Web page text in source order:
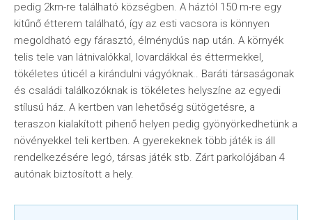
pedig 2km-re található községben. A háztól 150 m-re egy
kitűnő étterem található, így az esti vacsora is könnyen
megoldható egy fárasztó, élménydús nap után. A környék
telis tele van látnivalókkal, lovardákkal és éttermekkel,
tökéletes úticél a kirándulni vágyóknak.. Baráti társaságonak
és családi találkozóknak is tökéletes helyszíne az egyedi
stílusú ház. A kertben van lehetőség sütögetésre, a
teraszon kialakított pihenő helyen pedig gyönyörkedhetünk a
növényekkel teli kertben. A gyerekeknek több játék is áll
rendelkezésére legó, társas játék stb. Zárt parkolójában 4
autónak biztosított a hely.